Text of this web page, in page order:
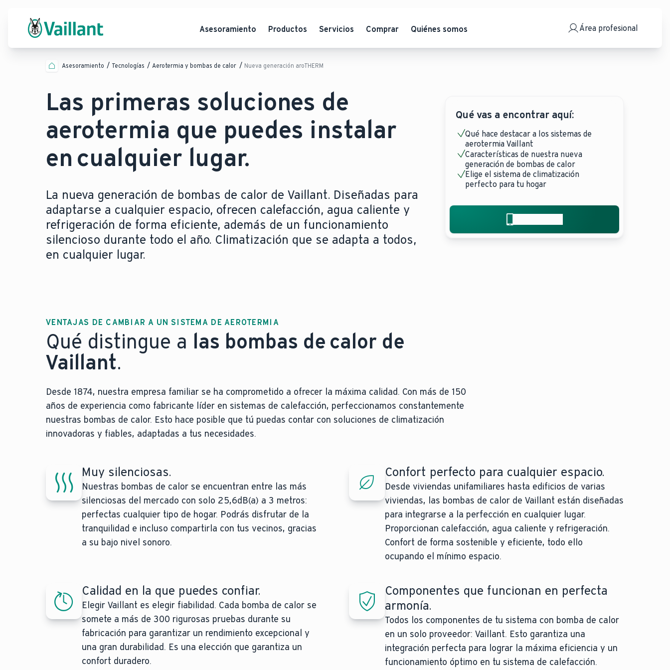
Asesoramiento Productos Servicios Comprar Quiénes somos Área profesional
Asesoramiento Tecnologías Aerotermia y bombas de calor Nueva generación aroTHERM
Las primeras soluciones de
aerotermia que puedes instalar
en cualquier lugar.
La nueva generación de bombas de calor de Vaillant. Diseñadas para
adaptarse a cualquier espacio, ofrecen calefacción, agua caliente y
refrigeración de forma eficiente, además de un funcionamiento
silencioso durante todo el año. Climatización que se adapta a todos,
en cualquier lugar.
Qué vas a encontrar aquí:
Qué hace destacar a los sistemas de
aerotermia Vaillant
Características de nuestra nueva
generación de bombas de calor
Elige el sistema de climatización
perfecto para tu hogar
VENTAJAS DE CAMBIAR A UN SISTEMA DE AEROTERMIA
Qué distingue a las bombas de calor de
Vaillant.
Desde 1874, nuestra empresa familiar se ha comprometido a ofrecer la máxima calidad. Con más de 150
años de experiencia como fabricante líder en sistemas de calefacción, perfeccionamos constantemente
nuestras bombas de calor. Esto hace posible que tú puedas contar con soluciones de climatización
innovadoras y fiables, adaptadas a tus necesidades.
Muy silenciosas.
Nuestras bombas de calor se encuentran entre las más
silenciosas del mercado con solo 25,6dB(a) a 3 metros:
perfectas cualquier tipo de hogar. Podrás disfrutar de la
tranquilidad e incluso compartirla con tus vecinos, gracias
a su bajo nivel sonoro.
Confort perfecto para cualquier espacio.
Desde viviendas unifamiliares hasta edificios de varias
viviendas, las bombas de calor de Vaillant están diseñadas
para integrarse a la perfección en cualquier lugar.
Proporcionan calefacción, agua caliente y refrigeración.
Confort de forma sostenible y eficiente, todo ello
ocupando el mínimo espacio.
Calidad en la que puedes confiar.
Elegir Vaillant es elegir fiabilidad. Cada bomba de calor se
somete a más de 300 rigurosas pruebas durante su
fabricación para garantizar un rendimiento excepcional y
una gran durabilidad. Es una elección que garantiza un
confort duradero.
Componentes que funcionan en perfecta
armonía.
Todos los componentes de tu sistema con bomba de calor
en un solo proveedor: Vaillant. Esto garantiza una
integración perfecta para lograr la máxima eficiencia y un
funcionamiento óptimo en tu sistema de calefacción.